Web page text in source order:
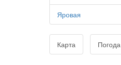
Яровая
Карта Погода